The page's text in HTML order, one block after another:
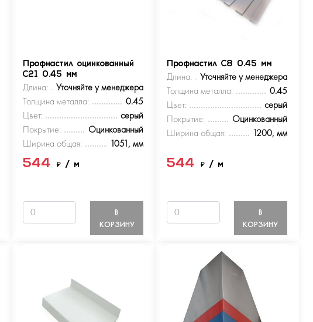
Профнастил оцинкованный
С21 0.45 мм
Длина:
Уточняйте у менеджера
Толщина металла:
0.45
Цвет:
серый
Покрытие:
Оцинкованный
Ширина общая:
1051, мм
544₽/ м
В
КОРЗИНУ
Профнастил С8 0.45 мм
Длина:
Уточняйте у менеджера
Толщина металла:
0.45
Цвет:
серый
Покрытие:
Оцинкованный
Ширина общая:
1200, мм
544 ₽ / м
В
КОРЗИНУ